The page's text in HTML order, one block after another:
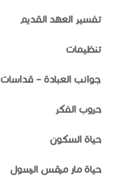
تفسير العهد القديم
تنظيمات
جوانب العبادة – قداسات
حروب الفكر
حياة السكون
حياة مار مرقس الرسول